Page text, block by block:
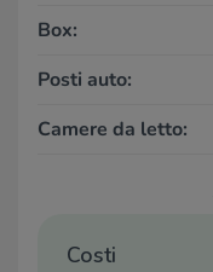
Box:
Posti auto:
Camere da letto:
Costi